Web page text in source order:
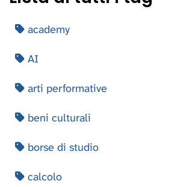
academy
AI
arti performative
beni culturali
borse di studio
calcolo